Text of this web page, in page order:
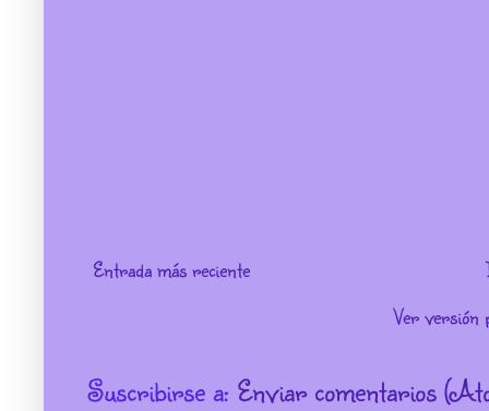
Entrada más reciente
Ver versión
Suscribirse a: Enviar comentarios